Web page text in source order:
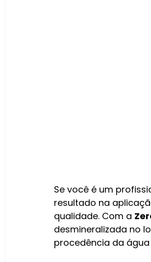
Se você é um
resultado na
qualidade. Com a
desmineralizada no
procedência da água